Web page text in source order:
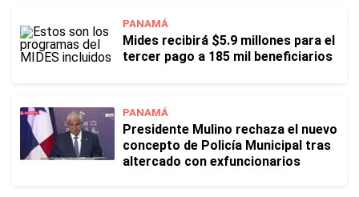
PANAMÁ
Mides recibirá $5.9 millones para el
tercer pago a 185 mil beneficiarios
PANAMÁ
Presidente Mulino rechaza el nuevo
concepto de Policía Municipal tras
altercado con exfuncionarios